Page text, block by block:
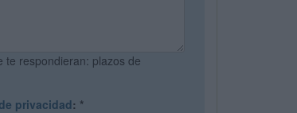
te respondieran: plazos de
privacidad: *